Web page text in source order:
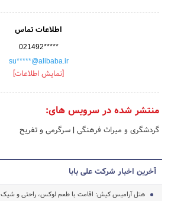
اطلاعات تماس
021492*****
su*****@alibaba.ir
[نمایش اطلاعات]
منتشر شده در سرویس های:
گردشگری و میراث فرهنگی | سرگرمی و تفریح
آخرین اخبار شرکت علی بابا
هتل آرامیس کیش: اقامت با طعم لوکس، راحتی و شیک